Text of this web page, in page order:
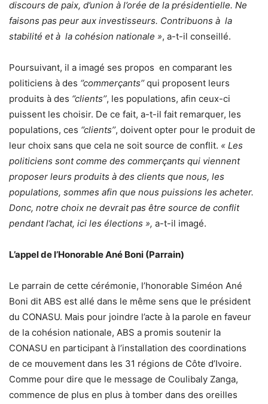
discours de paix, d’union à l’orée de la présidentielle. Ne
faisons pas peur aux investisseurs. Contribuons à la
stabilité et à la cohésion nationale », a-t-il conseillé.
Poursuivant, il a imagé ses propos en comparant les
politiciens à des ‘’commerçants’’qui proposent leurs
produits à des ‘’clients’’, les populations, afin ceux-ci
puissent les choisir. De ce fait, a-t-il fait remarquer, les
populations, ces ‘’clients’’, doivent opter pour le produit de
leur choix sans que cela ne soit source de conflit. « Les
politiciens sont comme des commerçants qui viennent
proposer leurs produits à des clients que nous, les
populations, sommes afin que nous puissions les acheter.
Donc, notre choix ne devrait pas être source de conflit
pendant l’achat, ici les élections », a-t-il imagé.
L’appel de l’Honorable Ané Boni (Parrain)
Le parrain de cette cérémonie, l’honorable Siméon Ané
Boni dit ABS est allé dans le même sens que le président
du CONASU. Mais pour joindre l’acte à la parole en faveur
de la cohésion nationale, ABS a promis soutenir la
CONASU en participant à l’installation des coordinations
de ce mouvement dans les 31 régions de Côte d’Ivoire.
Comme pour dire que le message de Coulibaly Zanga,
commence de plus en plus à tomber dans des oreilles